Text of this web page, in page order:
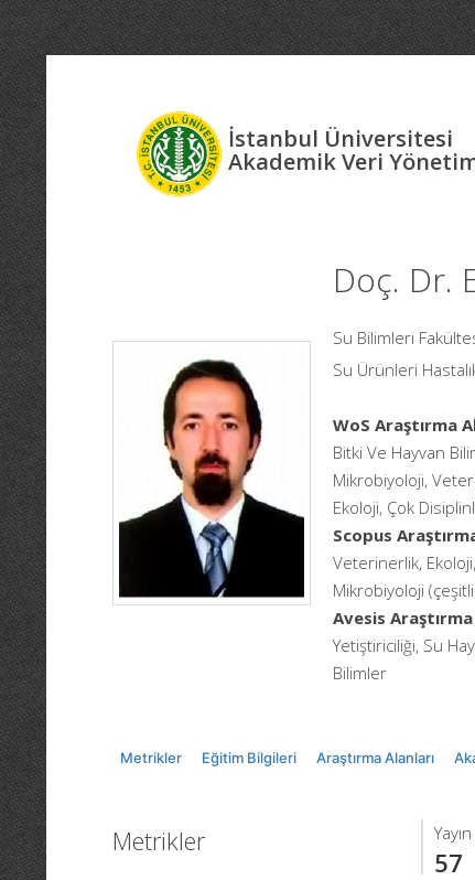
İstanbul Üniversitesi
Akademik Veri
Doç. Dr.
Su Bilimleri
Su Ürünleri
WoS Araştırma
Bitki Ve Hayvan
Mikrobiyoloji,
Ekoloji, Çok
Scopus
Veterinerlik,
Mikrobiyoloji
Avesis Araştırma
Yetiştiriciliği, Su
Bilimler
Metrikler Eğitim Bilgileri Araştırma Alanları
Metrikler Yayın
57